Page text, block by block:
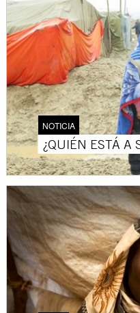
NOTICIA
¿QUIÉN ESTÁ A